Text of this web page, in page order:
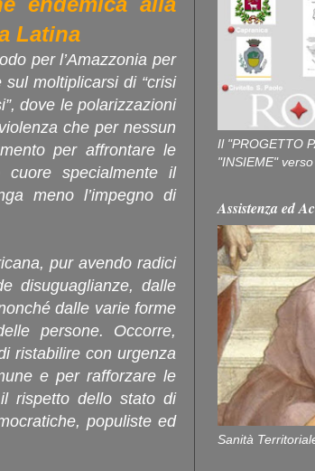
Latina
per l’Amazzonia per
moltiplicarsi di “crisi
dove le polarizzazioni
che per nessun
per affrontare le
specialmente il
meno l’impegno di
pur avendo radici
disuguaglianze, dalle
dalle varie forme
persone. Occorre,
ristabilire con urgenza
e per rafforzare le
rispetto dello stato di
populiste ed
Il "PROGETTO
"INSIEME"
Assistenza ed
Sanità